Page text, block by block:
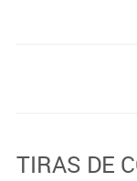
TIRAS DE